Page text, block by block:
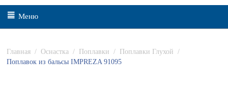
Меню
Главная / Оснастка / Поплавки / Поплавки Глухой
/
Поплавок из бальсы IMPREZA 91095